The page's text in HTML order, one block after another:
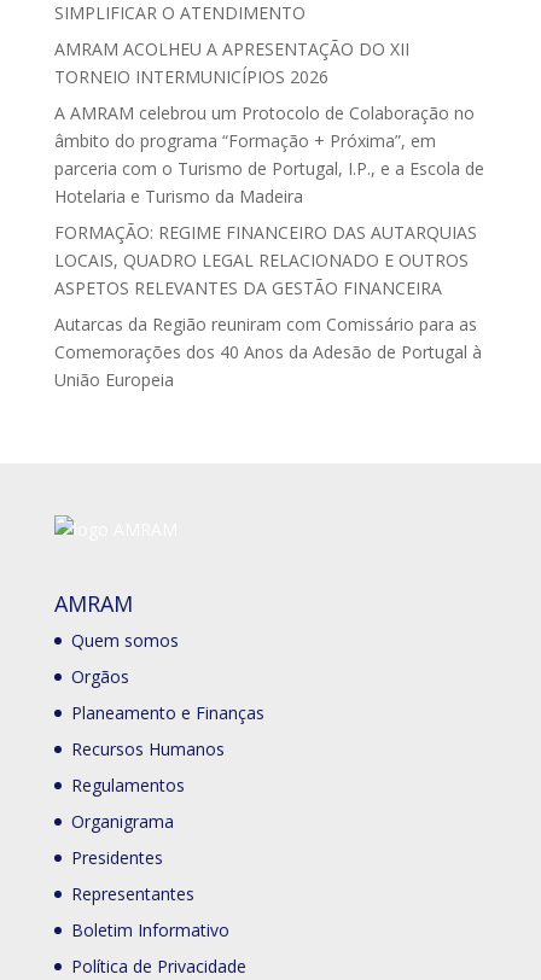
SIMPLIFICAR O ATENDIMENTO
AMRAM ACOLHEU A APRESENTAÇÃO DO XII
TORNEIO INTERMUNICÍPIOS 2026
A AMRAM celebrou um Protocolo de Colaboração no
âmbito do programa “Formação + Próxima”, em
parceria com o Turismo de Portugal, I.P., e a Escola de
Hotelaria e Turismo da Madeira
FORMAÇÃO: REGIME FINANCEIRO DAS AUTARQUIAS
LOCAIS, QUADRO LEGAL RELACIONADO E OUTROS
ASPETOS RELEVANTES DA GESTÃO FINANCEIRA
Autarcas da Região reuniram com Comissário para as
Comemorações dos 40 Anos da Adesão de Portugal à
União Europeia
AMRAM
Quem somos
Orgãos
Planeamento e Finanças
Recursos Humanos
Regulamentos
Organigrama
Presidentes
Representantes
Boletim Informativo
Política de Privacidade